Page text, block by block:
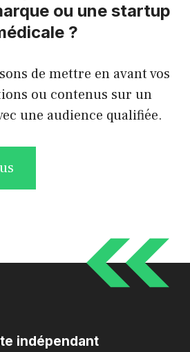
ou une startup
?
de mettre en avant vos
ou contenus sur un
une audience qualifiée.
indépendant